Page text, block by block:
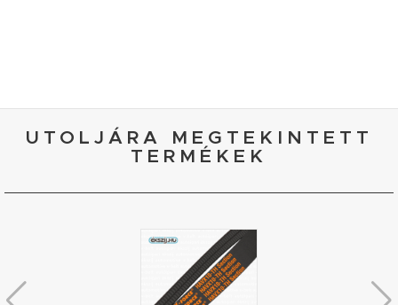
UTOLJÁRA MEGTEKINTETT
TERMÉKEK